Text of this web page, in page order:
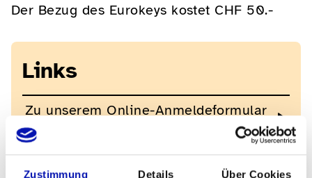
Zustimmung Details Über Cookies
Der Bezug des Eurokeys kostet CHF 50.-
Links
Zu unserem Online-Anmeldeformular
für Eurokey
Alle Eurokey-Standorte in einer Karte